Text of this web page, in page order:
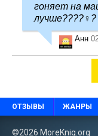
гоняет на
лучше????‍♀️?
Анн
ОТЗЫВЫ ЖАНРЫ
©2026 MoreKnig.org